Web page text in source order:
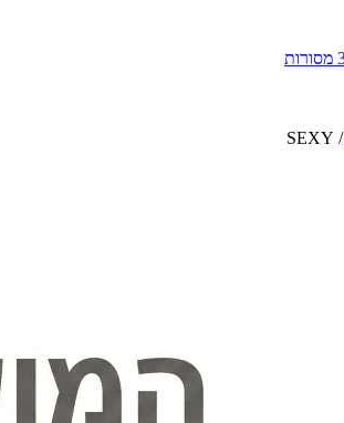
/
SEXY